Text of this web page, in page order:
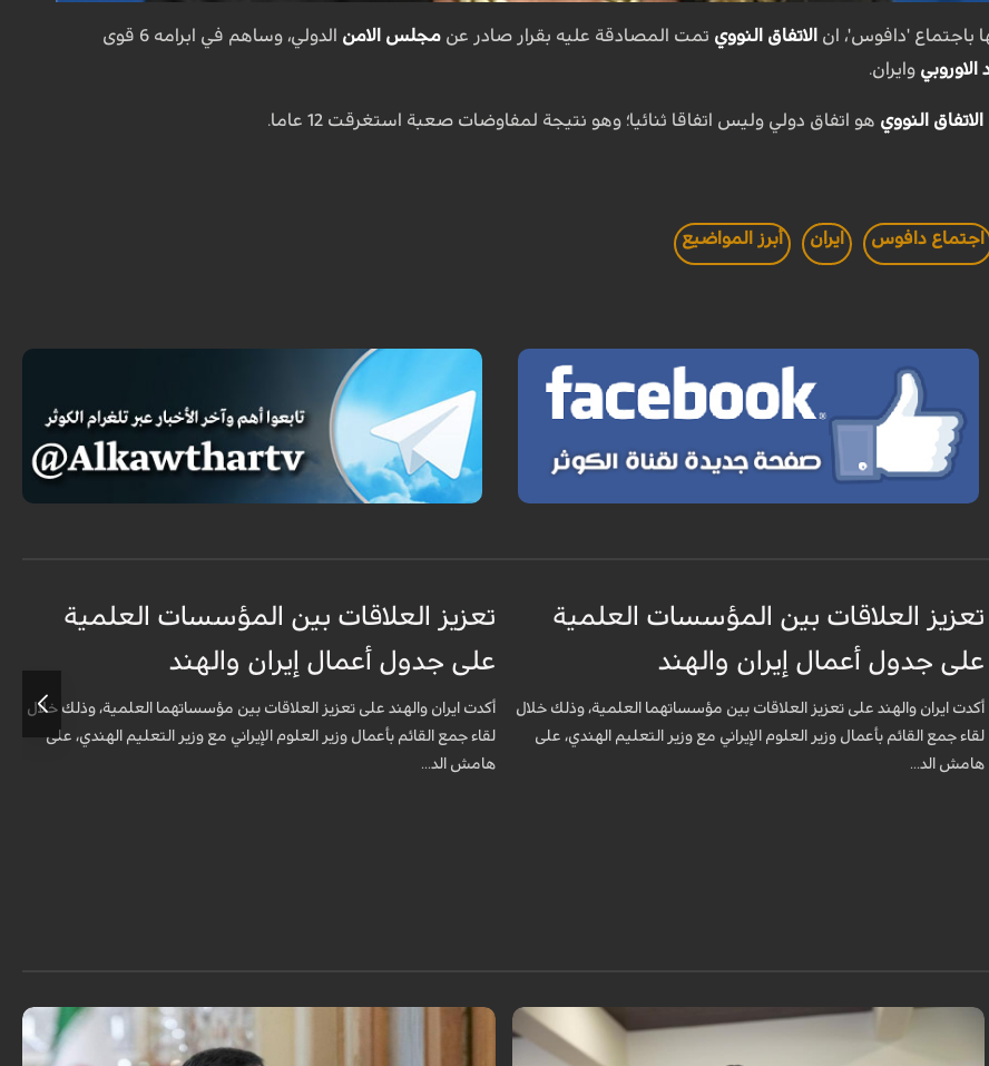
باجتماع 'دافوس'، ان الاتفاق النووي تمت المصادقة عليه بقرار صادر عن مجلس الامن
الدولي، وساهم في ابرامه 6 قوى
الاوروبي وايران.
الاتفاق النووي هو اتفاق دولي وليس اتفاقا ثنائيا؛ وهو نتيجة لمفاوضات صعبة استغرقت 12 عاما.
اجتماع دافوس ايران أبرز المواضيع
تعزيز العلاقات بين المؤسسات العلمية
على جدول أعمال إيران والهند
أكدت ايران والهند على تعزيز العلاقات بين مؤسساتهما العلمية، وذلك خلال
لقاء جمع القائم بأعمال وزير العلوم الإيراني مع وزير التعليم الهندي، على
هامش الد...
تعزيز العلاقات بين المؤسسات العلمية
على جدول أعمال إيران والهند
أكدت ايران والهند على تعزيز العلاقات بين مؤسساتهما العلمية، وذلك خلال
لقاء جمع القائم بأعمال وزير العلوم الإيراني مع وزير التعليم الهندي، على
هامش الد...